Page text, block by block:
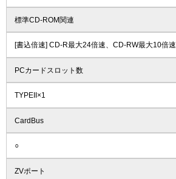
標準CD-ROM関連
[書込倍速] CD-R最大24倍速、CD-RW最大10倍速
PCカードスロット数
TYPEII×1
CardBus
○
ZVポート